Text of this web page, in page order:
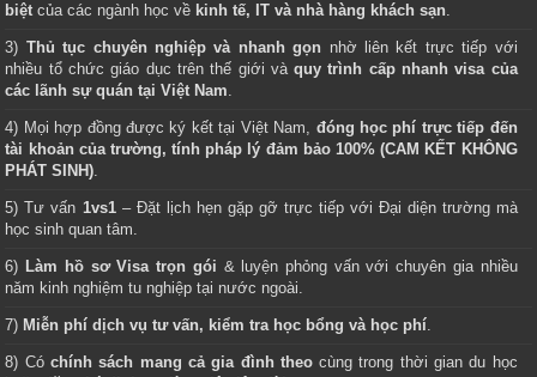
biệt của các ngành học về kinh tế, IT và nhà hàng khách sạn.
3) Thủ tục chuyên nghiệp và nhanh gọn nhờ liên kết trực tiếp với
nhiều tổ chức giáo dục trên thế giới vàquy trình cấp nhanh visa của
các lãnh sự quán tại Việt Nam.
4) Mọi hợp đồng được ký kết tại Việt Nam, đóng học phí trực tiếp đến
tài khoản của trường, tính pháp lý đảm bảo 100% (CAM KẾT KHÔNG
PHÁT SINH).
5) Tư vấn 1vs1– Đặt lịch hẹn gặp gỡ trực tiếp với Đại diện trường mà
học sinh quan tâm.
6) Làm hồ sơ Visa trọn gói & luyện phỏng vấn với chuyên gia nhiều
năm kinh nghiệm tu nghiệp tại nước ngoài.
7) Miễn phí dịch vụ tư vấn, kiểm tra học bổng và học phí.
8) Cóchính sách mang cả gia đình theocùng trong thời gian du học